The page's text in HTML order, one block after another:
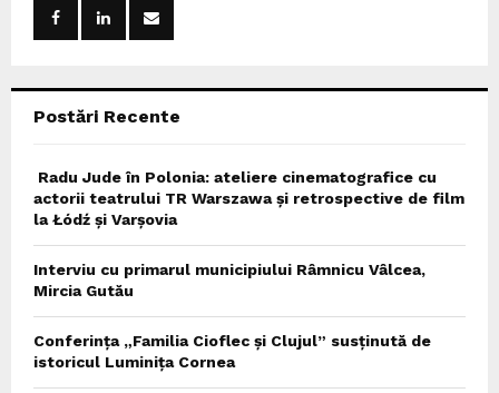
Postări Recente
Radu Jude în Polonia: ateliere cinematografice cu
actorii teatrului TR Warszawa și retrospective de film
la Łódź și Varșovia
Interviu cu primarul municipiului Râmnicu Vâlcea,
Mircia Gutău
Conferința „Familia Cioflec și Clujul” susținută de
istoricul Luminița Cornea